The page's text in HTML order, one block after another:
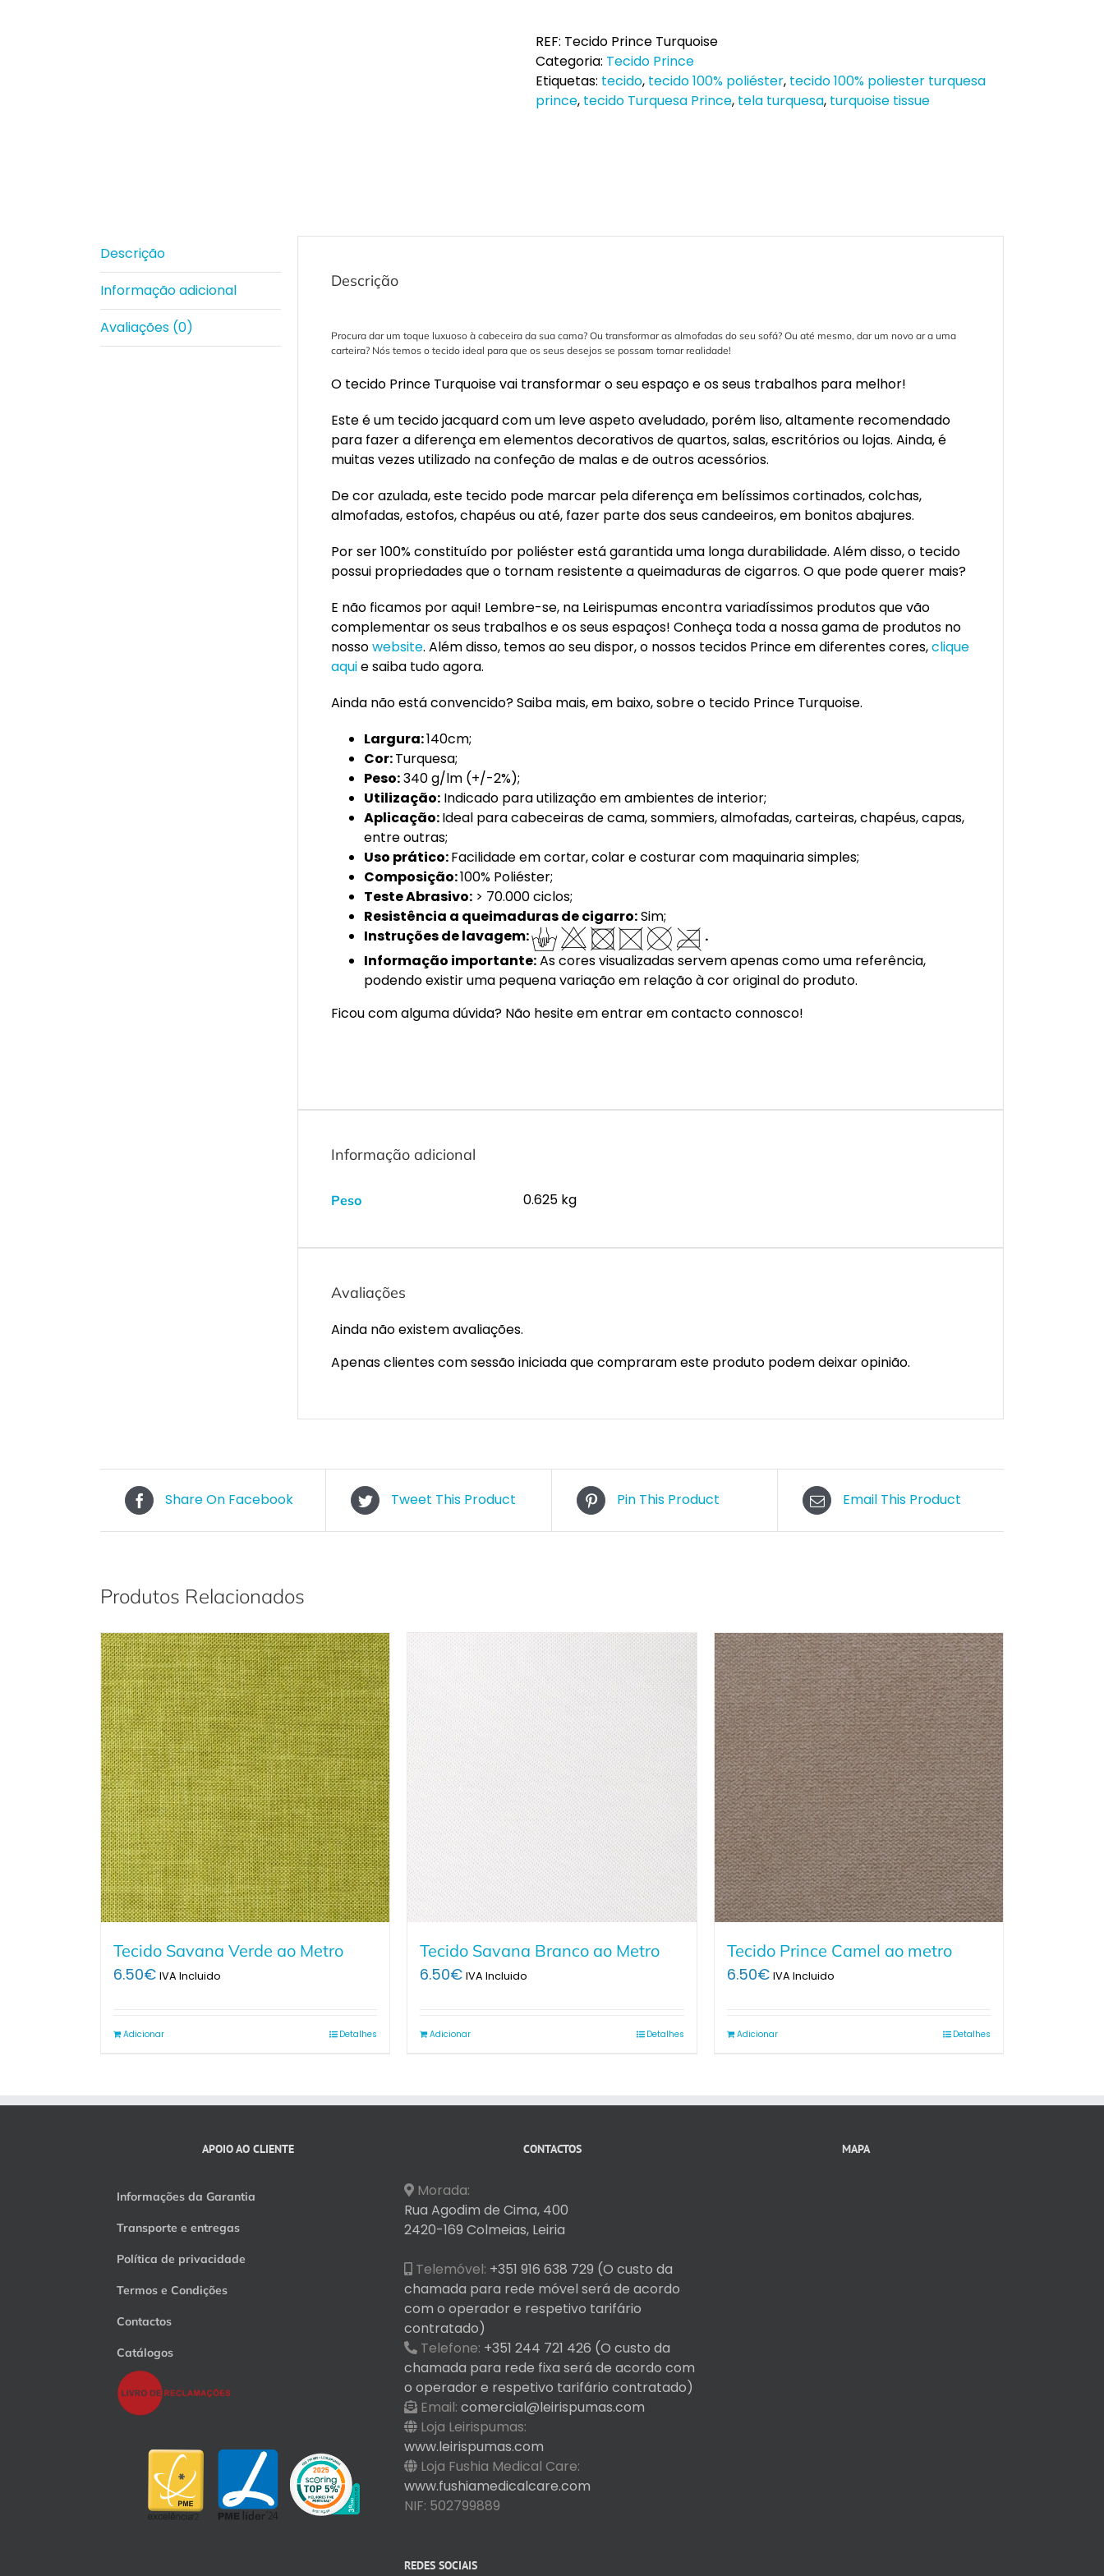
Turquoise
ao
metro
REF: Tecido Prince Turquoise
Categoria: Tecido Prince
Etiquetas: tecido, tecido 100% poliéster, tecido 100% poliester turquesa
prince, tecido Turquesa Prince, tela turquesa, turquoise tissue
Descrição
Informação adicional
Avaliações (0)
Descrição
Procura dar um toque luxuoso à cabeceira da sua cama? Ou transformar as almofadas do seu sofá? Ou até mesmo, dar um novo ar a uma
carteira? Nós temos o tecido ideal para que os seus desejos se possam tornar realidade!
O tecido Prince Turquoise vai transformar o seu espaço e os seus trabalhos para melhor!
Este é um tecido jacquard com um leve aspeto aveludado, porém liso, altamente recomendado
para fazer a diferença em elementos decorativos de quartos, salas, escritórios ou lojas. Ainda, é
muitas vezes utilizado na confeção de malas e de outros acessórios.
De cor azulada, este tecido pode marcar pela diferença em belíssimos cortinados, colchas,
almofadas, estofos, chapéus ou até, fazer parte dos seus candeeiros, em bonitos abajures.
Por ser 100% constituído por poliéster está garantida uma longa durabilidade. Além disso, o tecido
possui propriedades que o tornam resistente a queimaduras de cigarros. O que pode querer mais?
E não ficamos por aqui! Lembre-se, na Leirispumas encontra variadíssimos produtos que vão
complementar os seus trabalhos e os seus espaços! Conheça toda a nossa gama de produtos no
nossowebsite. Além disso, temos ao seu dispor, o nossos tecidos Prince em diferentes cores,clique
aquie saiba tudo agora.
Ainda não está convencido? Saiba mais, em baixo, sobre o tecido Prince Turquoise.
Largura:140cm;
Cor:Turquesa;
Peso:340 g/lm (+/-2%);
Utilização:Indicado para utilização em ambientes de interior;
Aplicação:Ideal para cabeceiras de cama, sommiers, almofadas, carteiras, chapéus, capas,
entre outras;
Uso prático:Facilidade em cortar, colar e costurar com maquinaria simples;
Composição:100% Poliéster;
Teste Abrasivo:> 70.000 ciclos;
Resistência a queimaduras de cigarro:Sim;
Instruções de lavagem:
.
Informação importante:As cores visualizadas servem apenas como uma referência,
podendo existir uma pequena variação em relação à cor original do produto.
Ficou com alguma dúvida? Não hesite em entrar em contacto connosco!
Informação adicional
Peso 0.625 kg
Avaliações
Ainda não existem avaliações.
Apenas clientes com sessão iniciada que compraram este produto podem deixar opinião.
Share On Facebook Tweet This Product Pin This Product Email This Product
Produtos Relacionados
Tecido Savana Verde ao Metro
6.50€ IVA Incluido
Adicionar Detalhes
Tecido Savana Branco ao Metro
6.50€ IVA Incluido
Adicionar Detalhes
Tecido Prince Camel ao metro
6.50€ IVA Incluido
Adicionar Detalhes
APOIO AO CLIENTE
Informações da Garantia
Transporte e entregas
Política de privacidade
Termos e Condições
Contactos
Catálogos
CONTACTOS
Morada:
Rua Agodim de Cima, 400
2420-169 Colmeias, Leiria
Telemóvel: +351 916 638 729 (O custo da
chamada para rede móvel será de acordo
com o operador e respetivo tarifário
contratado)
Telefone: +351 244 721 426 (O custo da
chamada para rede fixa será de acordo com
o operador e respetivo tarifário contratado)
Email: comercial@leirispumas.com
Loja Leirispumas:
www.leirispumas.com
Loja Fushia Medical Care:
www.fushiamedicalcare.com
NIF: 502799889
REDES SOCIAIS
MAPA